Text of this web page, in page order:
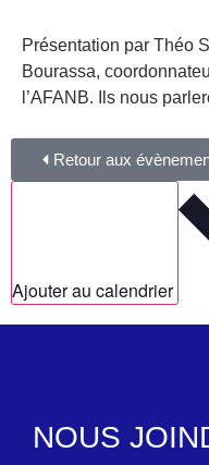
Présentation par Théo
Bourassa,
l’AFANB. Ils nous
Retour aux
Ajouter au calendrier
NOUS